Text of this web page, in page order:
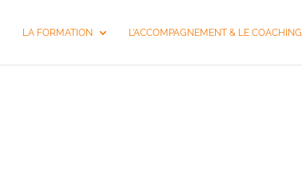
LA FORMATION L’ACCOMPAGNEMENT & LE COACHING